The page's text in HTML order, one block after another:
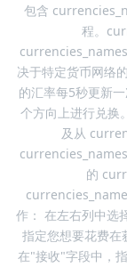
包含
程。
决于特定货币网络
的汇率每5秒更新
个方向上进行兑换
及从
的
作： 在左右列中选
指定您想要花费在
在"接收"字段中，